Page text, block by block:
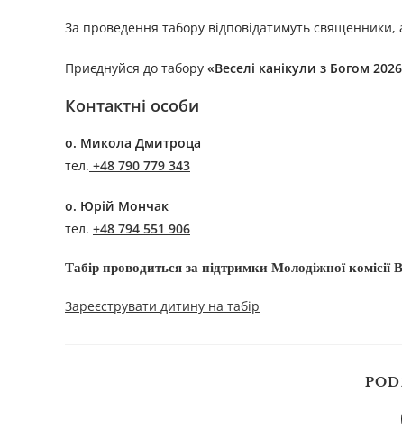
За проведення табору відповідатимуть священники,
Приєднуйся до табору «Веселі канікули з Богом
Контактні особи
о. Микола Дмитроца
тел. +48 790 779 343
о. Юрій Мончак
тел. +48 794 551 906
Табір проводиться за підтримки Молодіжної комісії
Зареєструвати дитину на табір